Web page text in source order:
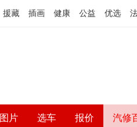
援藏 插画 健康 公益 优选
图片 选车 报价 汽修